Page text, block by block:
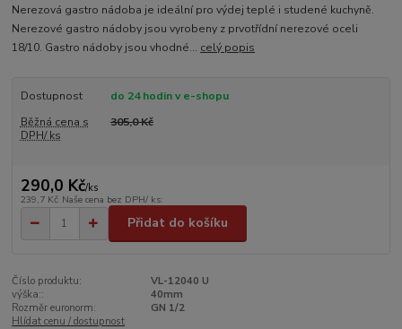
Nerezová gastro nádoba je ideální pro výdej teplé i studené kuchyně.
Nerezové gastro nádoby jsou vyrobeny z prvotřídní nerezové oceli
18/10. Gastro nádoby jsou vhodné... celý popis
Dostupnost
do 24 hodin v e-shopu
Běžná cena s
DPH/ ks
305,0 Kč
290,0 Kč/ks
239,7 Kč Naše cena bez DPH/ ks:
Přidat do košíku
Číslo produktu:
VL-12040 U
výška::
40mm
Rozměr euronorm:
GN 1/2
Hlídat cenu / dostupnost